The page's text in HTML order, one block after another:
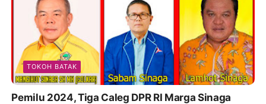
TOKOH BATAK
Pemilu 2024, Tiga Caleg DPR RI Marga Sinaga